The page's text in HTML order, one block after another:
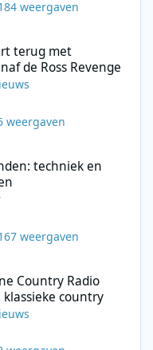
weergaven
terug met
de Ross Revenge
weergaven
techniek en
weergaven
Country Radio
country